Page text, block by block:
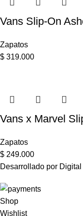
Vans Slip-On
Zapatos
$ 319.000
Vans x Marvel
Zapatos
$ 249.000
Desarrollado por
Shop
Wishlist